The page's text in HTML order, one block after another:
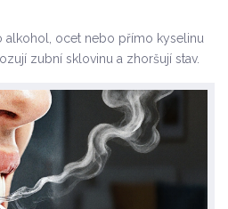
alkohol, ocet nebo přímo kyselinu
zubní sklovinu a zhoršují stav.